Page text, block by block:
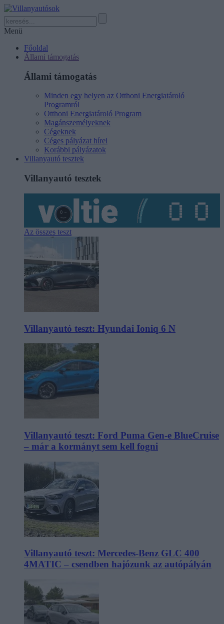
Menü
Főoldal
Állami támogatás
Állami támogatás
Minden egy helyen az Otthoni Energiatároló
Programról
Otthoni Energiatároló Program
Magánszemélyeknek
Cégeknek
Céges pályázat hírei
Korábbi pályázatok
Villanyautó tesztek
Villanyautó tesztek
Az összes teszt
Villanyautó teszt: Hyundai Ioniq 6 N
Villanyautó teszt: Ford Puma Gen-e BlueCruise
– már a kormányt sem kell fogni
Villanyautó teszt: Mercedes-Benz GLC 400
4MATIC – csendben hajózunk az autópályán